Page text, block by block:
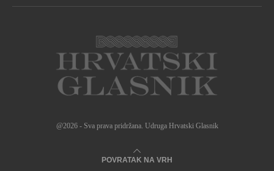
@2026 - Sva prava pridržana. Udruga Hrvatski Glasnik
POVRATAK NA VRH